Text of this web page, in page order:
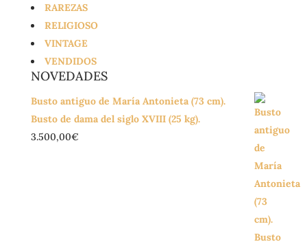
RAREZAS
RELIGIOSO
VINTAGE
VENDIDOS
NOVEDADES
Busto antiguo de María Antonieta (73 cm).
Busto de dama del siglo XVIII (25 kg).
3.500,00€